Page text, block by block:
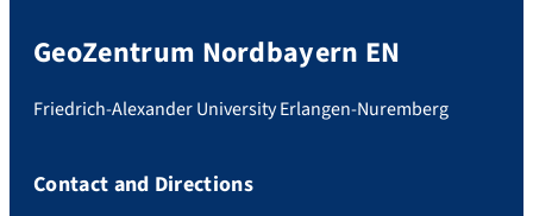
GeoZentrum Nordbayern EN
Friedrich-Alexander University Erlangen-Nuremberg
Contact and Directions